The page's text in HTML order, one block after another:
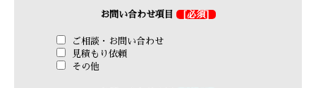
お問い合わせ項目 [必須]
ご相談・お問い合わせ
見積もり依頼
その他